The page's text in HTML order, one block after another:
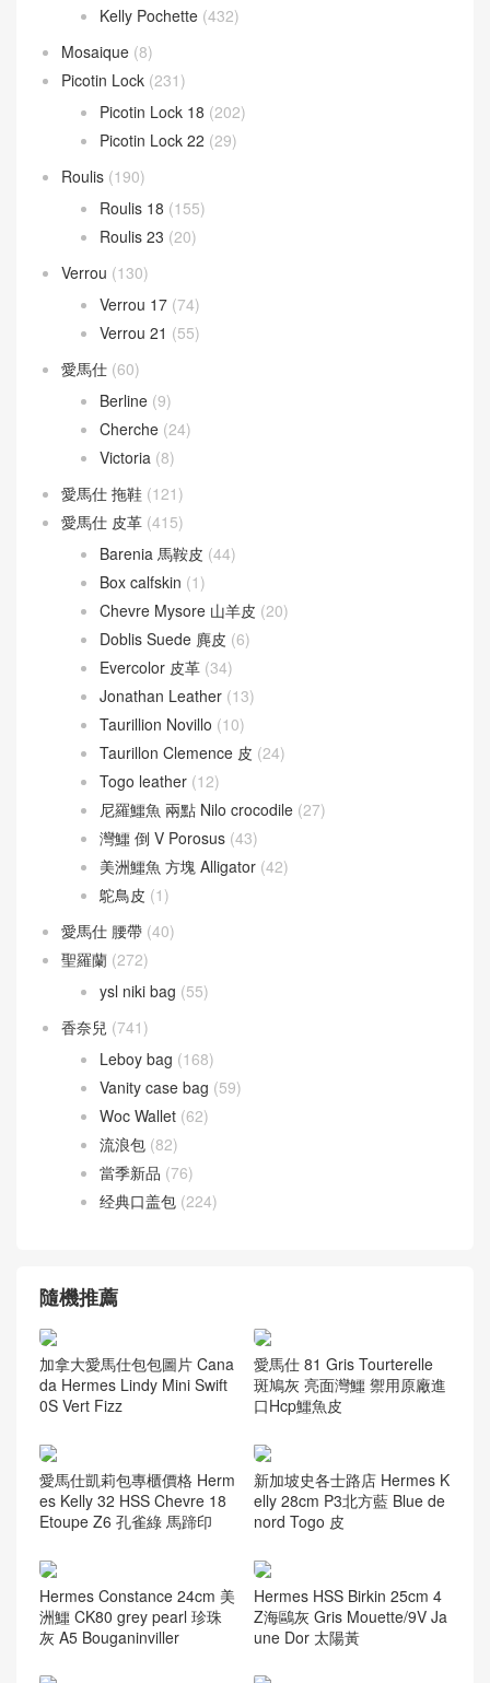
Kelly Pochette (432)
Mosaique (8)
Picotin Lock (231)
Picotin Lock 18 (202)
Picotin Lock 22 (29)
Roulis (190)
Roulis 18 (155)
Roulis 23 (20)
Verrou (130)
Verrou 17 (74)
Verrou 21 (55)
愛馬仕 (60)
Berline (9)
Cherche (24)
Victoria (8)
愛馬仕 拖鞋 (121)
愛馬仕 皮革 (415)
Barenia 馬鞍皮 (44)
Box calfskin (1)
Chevre Mysore 山羊皮 (20)
Doblis Suede 麂皮 (6)
Evercolor 皮革 (34)
Jonathan Leather (13)
Taurillion Novillo (10)
Taurillon Clemence 皮 (24)
Togo leather (12)
尼羅鱷魚 兩點 Nilo crocodile (27)
灣鱷 倒 V Porosus (43)
美洲鱷魚 方塊 Alligator (42)
鴕鳥皮 (1)
愛馬仕 腰帶 (40)
聖羅蘭 (272)
ysl niki bag (55)
香奈兒 (741)
Leboy bag (168)
Vanity case bag (59)
Woc Wallet (62)
流浪包 (82)
當季新品 (76)
经典口盖包 (224)
隨機推薦
加拿大愛馬仕包包圖片 Cana
da Hermes Lindy Mini Swift
0S Vert Fizz
愛馬仕 81 Gris Tourterelle
斑鳩灰 亮面灣鱷 禦用原廠進
口Hcp鱷魚皮
愛馬仕凱莉包專櫃價格 Herm
es Kelly 32 HSS Chevre 18
Etoupe Z6 孔雀綠 馬蹄印
新加坡史各士路店 Hermes K
elly 28cm P3北方藍 Blue de
nord Togo 皮
Hermes Constance 24cm 美
洲鱷 CK80 grey pearl 珍珠
灰 A5 Bouganinviller
Hermes HSS Birkin 25cm 4
Z海鷗灰 Gris Mouette/9V Ja
une Dor 太陽黃